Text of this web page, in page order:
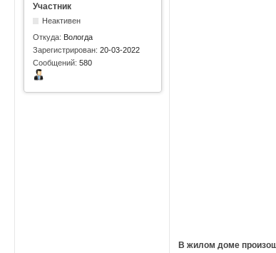
Участник
Неактивен
Откуда: Вологда
Зарегистрирован:20-03-2022
Сообщений:580
В жилом доме